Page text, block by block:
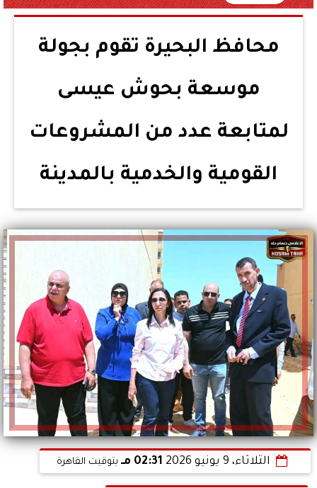
محافظ البحيرة تقوم بجولة
موسعة بحوش عيسى
لمتابعة عدد من المشروعات
القومية والخدمية بالمدينة
الثلاثاء، 9 يونيو 2026 02:31 مـ بتوقيت القاهرة